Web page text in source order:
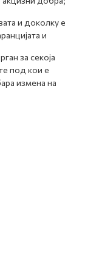
и доколку е
и
за секоја
под кои е
измена на